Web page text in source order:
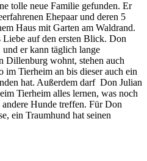
tolle neue Familie gefunden. Er
Ehepaar und deren 5
Haus mit Garten am Waldrand.
Liebe auf den ersten Blick. Don
und er kann täglich lange
Dillenburg wohnt, stehen auch
im Tierheim an bis dieser auch ein
hat. Außerdem darf Don Julian
Tierheim alles lernen, was noch
Hunde treffen. Für Don
ein Traumhund hat seinen